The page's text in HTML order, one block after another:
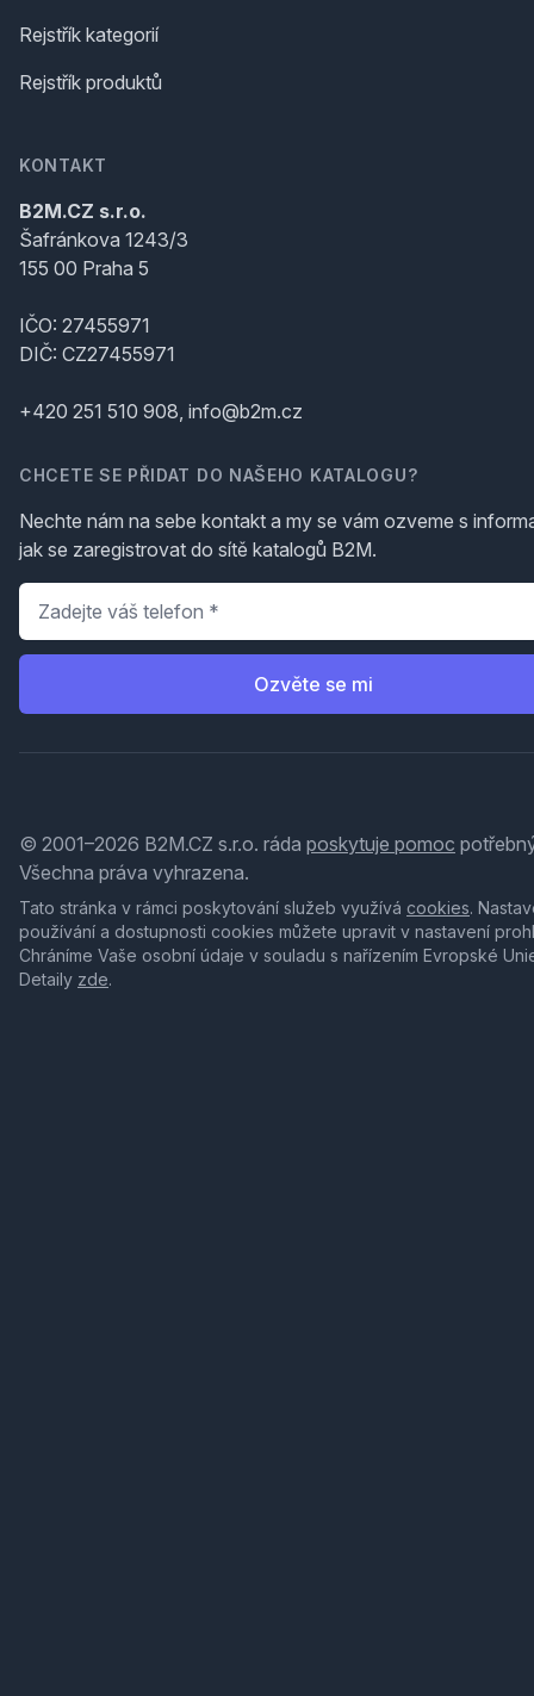
Rejstřík kategorií
Rejstřík produktů
KONTAKT
B2M.CZ s.r.o.
Šafránkova 1243/3
155 00 Praha 5
IČO: 27455971
DIČ: CZ27455971
+420 251 510 908, info@b2m.cz
CHCETE SE PŘIDAT DO NAŠEHO KATALOGU?
Nechte nám na sebe kontakt a my se vám ozveme s
jak se zaregistrovat do sítě katalogů B2M.
Telefon
Ozvěte se mi
© 2001–2026 B2M.CZ s.r.o. ráda poskytuje pomoc
Všechna práva vyhrazena.
Tato stránka v rámci poskytování služeb využívá cookies.
používání a dostupnosti cookies můžete upravit v nastavení
Chráníme Vaše osobní údaje v souladu s nařízením Evropské
Detaily zde.